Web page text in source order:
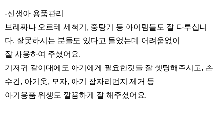
-신생아 용품관리
브레짜나 오르테 세척기, 중탕기 등 아이템들도 잘 다루십니
다. 잘못하시는 분들도 있다고 들었는데 어려움없이
잘 사용하여 주셨어요.
기저귀 갈이대에도 아기에게 필요한것들 잘 셋팅해주시고, 손
수건, 아기옷, 모자, 아기 잠자리먼지 제거 등
아기용품 위생도 깔끔하게 잘 해주셨어요.